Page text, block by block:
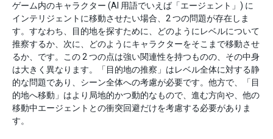
ゲーム内のキャラクター (AI 用語でいえば「エージェント」) に
インテリジェントに移動させたい場合、2 つの問題が存在しま
す。すなわち、目的地を探すために、どのようにレベルについて
推察するか、次に、どのようにキャラクターをそこまで移動させ
るか、です。この 2 つの点は強い関連性を持つものの、その中身
は大きく異なります。「目的地の推察」はレベル全体に対する静
的な問題であり、シーン全体への考慮が必要です。他方で、「目
的地へ移動」はより局地的かつ動的なもので、進む方向や、他の
移動中エージェントとの衝突回避だけを考慮する必要がありま
す。